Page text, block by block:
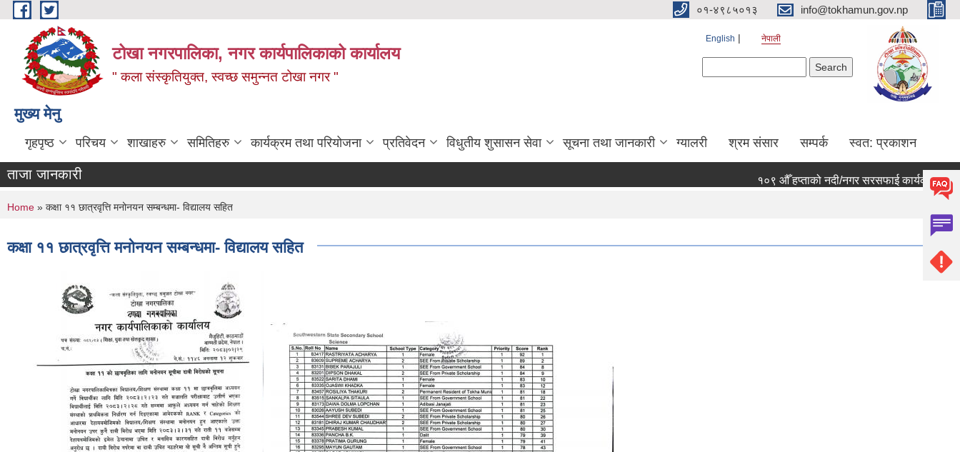
Skip to main content ०१-४९८५०१३ info@tokhamun.gov.np
टोखा नगरपालिका, नगर कार्यपालिकाको कार्यालय
" कला संस्कृतियुक्त, स्वच्छ समुन्‍नत टोखा नगर "
English नेपाली
मुख्य मेनु
गृहपृष्ठ परिचय शाखाहरु समितिहरु कार्यक्रम तथा परियोजना प्रतिवेदन विधुतीय शुसासन सेवा सूचना तथा जानकारी ग्यालरी श्रम संसार सम्पर्क स्वत: प्रकाशन
ताजा जानकारी १०९ औँ हप्ताको नदी/नगर सरसफाई कार्यक्रममा हार्दिक
You are here
Home » कक्षा ११ छात्रवृत्ति मनोनयन सम्बन्धमा- विद्यालय सहित
कक्षा ११ छात्रवृत्ति मनोनयन सम्बन्धमा- विद्यालय सहित